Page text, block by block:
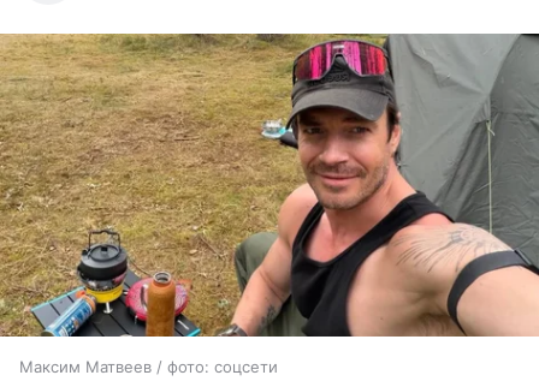
Максим Матвеев / фото: соцсети